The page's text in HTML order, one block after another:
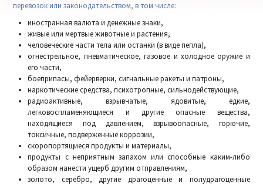
перевозок или законодательством, в том числе:
иностранная валюта и денежные знаки,
живые или мертвые животные и растения,
человеческие части тела или останки (в виде пепла),
огнестрельное, пневматическое, газовое и холодное оружие и
его части,
боеприпасы, фейерверки, сигнальные ракеты и патроны,
наркотические средства, психотропные, сильнодействующие,
радиоактивные, взрывчатые, ядовитые, едкие,
легковоспламеняющиеся и другие опасные вещества,
находящиеся под давлением, взрывоопасные, горючие,
токсичные, подверженные коррозии,
скоропортящиеся продукты и материалы,
продукты с неприятным запахом или способные каким-либо
образом нанести ущерб другим отправлениям,
золото, серебро, другие драгоценные и полудрагоценные